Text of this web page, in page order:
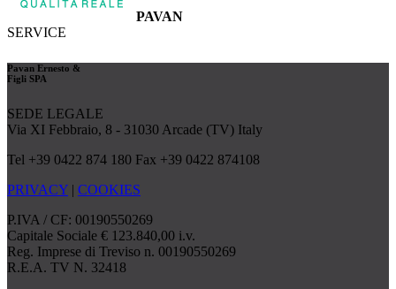
PAVAN
SERVICE
Pavan Ernesto &
Figli SPA
SEDE LEGALE
Via XI Febbraio, 8 - 31030 Arcade (TV) Italy
Tel +39 0422 874 180 Fax +39 0422 874108
PRIVACY | COOKIES
P.IVA / CF: 00190550269
Capitale Sociale € 123.840,00 i.v.
Reg. Imprese di Treviso n. 00190550269
R.E.A. TV N. 32418